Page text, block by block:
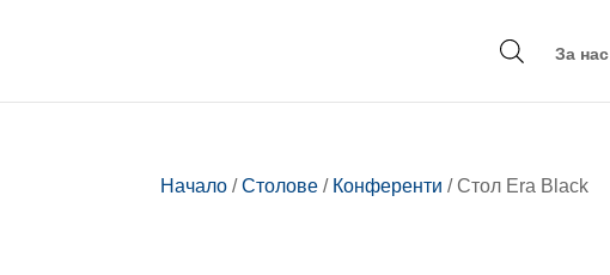
За нас
Начало /Столове / Конференти / Стол Era Black